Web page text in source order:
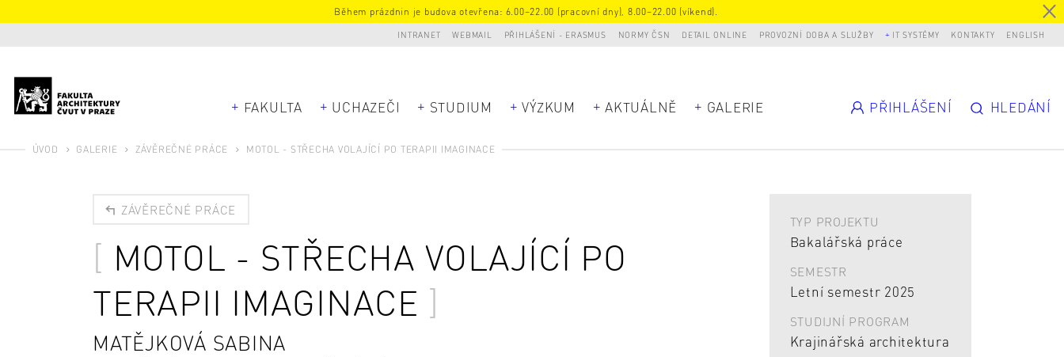
Během prázdnin je budova otevřena: 6.00–22.00 (pracovní dny), 8.00–22.00 (víkend).
INTRANET WEBMAIL PŘIHLÁŠENÍ - ERASMUS NORMY ČSN DETAIL ONLINE PROVOZNÍ DOBA A SLUŽBY IT SYSTÉMY KONTAKTY ENGLISH
FAKULTA UCHAZEČI STUDIUM VÝZKUM AKTUÁLNĚ GALERIE PŘIHLÁŠENÍ HLEDÁNÍ
ÚVOD GALERIE ZÁVĚREČNÉ PRÁCE MOTOL - STŘECHA VOLAJÍCÍ PO TERAPII IMAGINACE
ZÁVĚREČNÉ PRÁCE
MOTOL - STŘECHA VOLAJÍCÍ PO
TERAPII IMAGINACE
MATĚJKOVÁ SABINA
TYP PROJEKTU
Bakalářská práce
SEMESTR
Letní semestr 2025
STUDIJNÍ PROGRAM
Krajinářská architektura